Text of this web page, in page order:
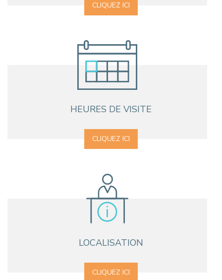
CLIQUEZ ICI
HEURES DE VISITE
CLIQUEZ ICI
LOCALISATION
CLIQUEZ ICI